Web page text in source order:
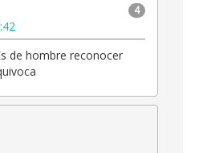
4
de hombre reconocer